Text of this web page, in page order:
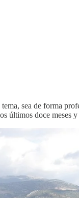
sea de forma
últimos doce meses